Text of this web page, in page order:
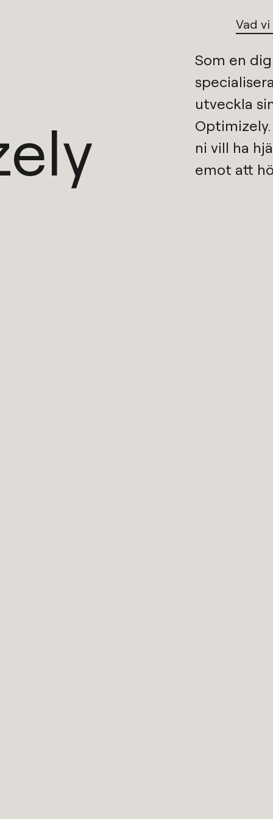
Vad
Som en
Optimizely
ni vill ha
emot att